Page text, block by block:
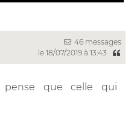
46 messages
le 18/07/2019 à 13:43
pense que celle qui